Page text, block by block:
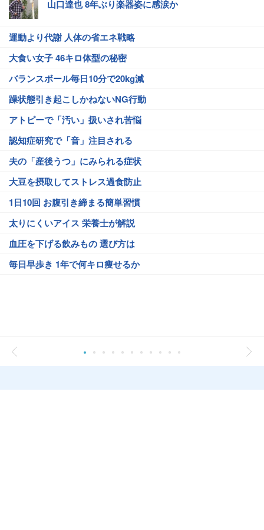
山口達也 8年ぶり楽器姿に感涙か
運動より代謝 人体の省エネ戦略
大食い女子 46キロ体型の秘密
バランスボール毎日10分で20kg減
躁状態引き起こしかねないNG行動
アトピーで「汚い」扱いされ苦悩
認知症研究で「音」注目される
夫の「産後うつ」にみられる症状
大豆を摂取してストレス過食防止
1日10回 お腹引き締まる簡単習慣
太りにくいアイス 栄養士が解説
血圧を下げる飲みもの 選び方は
毎日早歩き 1年で何キロ痩せるか